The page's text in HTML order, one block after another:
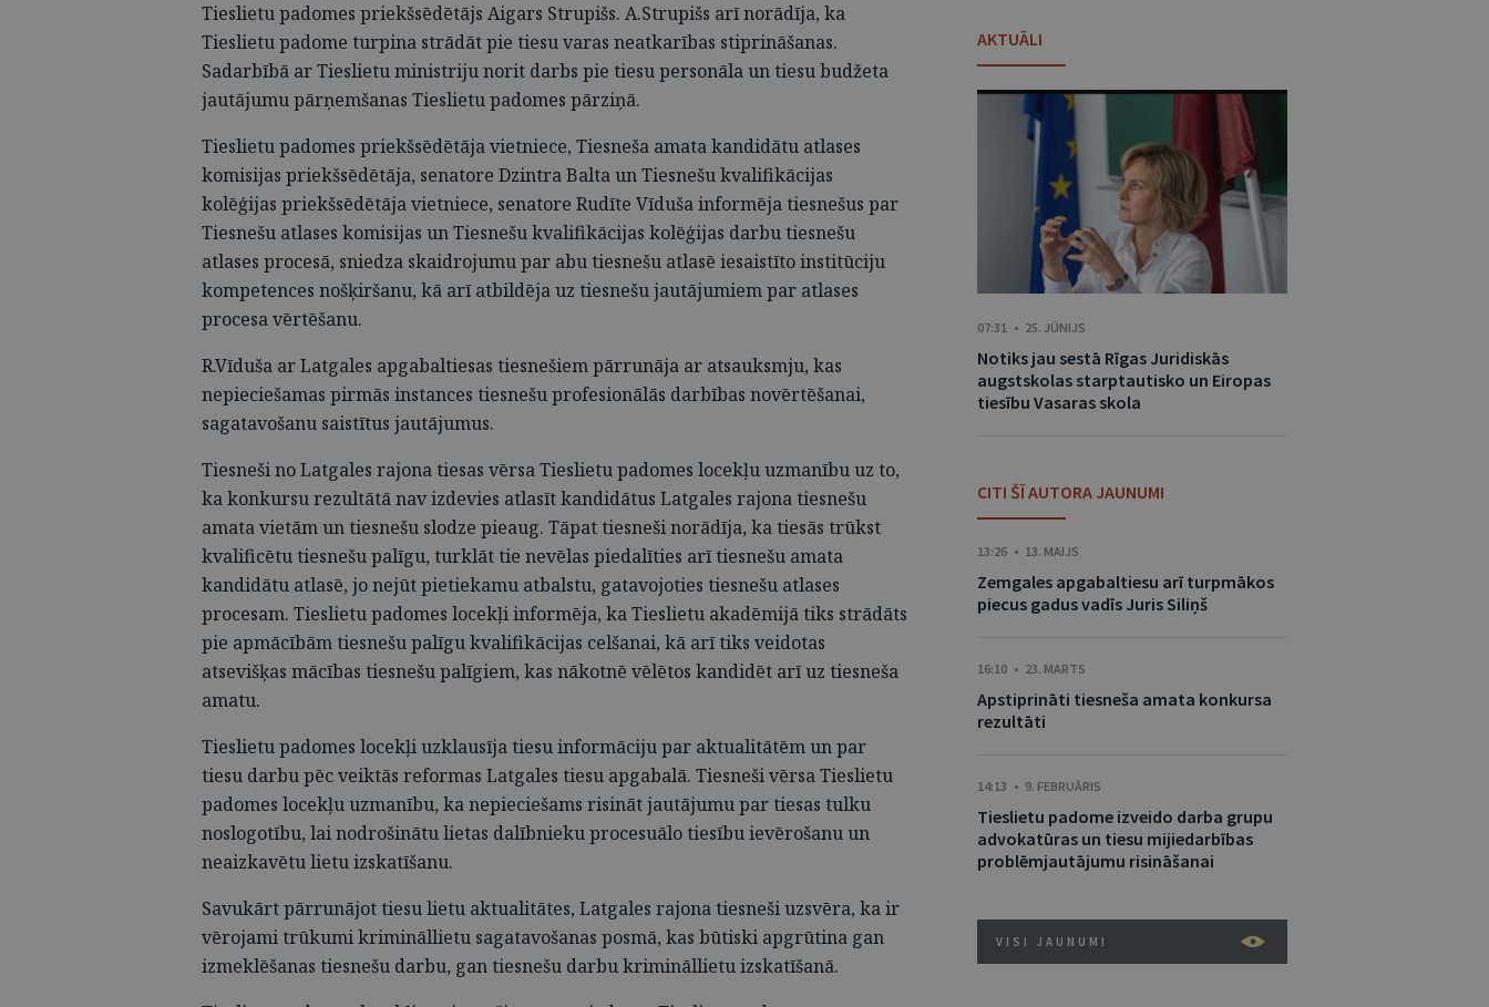
Tieslietu padomes priekšsēdētājs Aigars Strupišs. A.Strupišs arī norādīja, ka
Tieslietu padome turpina strādāt pie tiesu varas neatkarības stiprināšanas.
Sadarbībā ar Tieslietu ministriju norit darbs pie tiesu personāla un tiesu budžeta
jautājumu pārņemšanas Tieslietu padomes pārziņā.
Tieslietu padomes priekšsēdētāja vietniece, Tiesneša amata kandidātu atlases
komisijas priekšsēdētāja, senatore Dzintra Balta un Tiesnešu kvalifikācijas
kolēģijas priekšsēdētāja vietniece, senatore Rudīte Vīduša informēja tiesnešus par
Tiesnešu atlases komisijas un Tiesnešu kvalifikācijas kolēģijas darbu tiesnešu
atlases procesā, sniedza skaidrojumu par abu tiesnešu atlasē iesaistīto institūciju
kompetences nošķiršanu, kā arī atbildēja uz tiesnešu jautājumiem par atlases
procesa vērtēšanu.
R.Vīduša ar Latgales apgabaltiesas tiesnešiem pārrunāja ar atsauksmju, kas
nepieciešamas pirmās instances tiesnešu profesionālās darbības novērtēšanai,
sagatavošanu saistītus jautājumus.
Tiesneši no Latgales rajona tiesas vērsa Tieslietu padomes locekļu uzmanību uz to,
ka konkursu rezultātā nav izdevies atlasīt kandidātus Latgales rajona tiesnešu
amata vietām un tiesnešu slodze pieaug. Tāpat tiesneši norādīja, ka tiesās trūkst
kvalificētu tiesnešu palīgu, turklāt tie nevēlas piedalīties arī tiesnešu amata
kandidātu atlasē, jo nejūt pietiekamu atbalstu, gatavojoties tiesnešu atlases
procesam. Tieslietu padomes locekļi informēja, ka Tieslietu akadēmijā tiks strādāts
pie apmācībām tiesnešu palīgu kvalifikācijas celšanai, kā arī tiks veidotas
atsevišķas mācības tiesnešu palīgiem, kas nākotnē vēlētos kandidēt arī uz tiesneša
amatu.
Tieslietu padomes locekļi uzklausīja tiesu informāciju par aktualitātēm un par
tiesu darbu pēc veiktās reformas Latgales tiesu apgabalā. Tiesneši vērsa Tieslietu
padomes locekļu uzmanību, ka nepieciešams risināt jautājumu par tiesas tulku
noslogotību, lai nodrošinātu lietas dalībnieku procesuālo tiesību ievērošanu un
neaizkavētu lietu izskatīšanu.
Savukārt pārrunājot tiesu lietu aktualitātes, Latgales rajona tiesneši uzsvēra, ka ir
vērojami trūkumi krimināllietu sagatavošanas posmā, kas būtiski apgrūtina gan
izmeklēšanas tiesnešu darbu, gan tiesnešu darbu krimināllietu izskatīšanā.
AKTUĀLI
07:31 • 25. JŪNIJS
Notiks jau sestā Rīgas Juridiskās
augstskolas starptautisko un Eiropas
tiesību Vasaras skola
CITI ŠĪ AUTORA JAUNUMI
13:26 • 13. MAIJS
Zemgales apgabaltiesu arī turpmākos
piecus gadus vadīs Juris Siliņš
16:10 • 23. MARTS
Apstiprināti tiesneša amata konkursa
rezultāti
14:13 • 9. FEBRUĀRIS
Tieslietu padome izveido darba grupu
advokatūras un tiesu mijiedarbības
problēmjautājumu risināšanai
VISI JAUNUMI